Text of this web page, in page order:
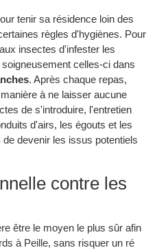
tenir sa résidence loin des
règles d'hygiènes. Pour
insectes d'infester les
celles-ci dans
. Après chaque repas,
à ne laisser aucune
de s'introduire, l'entretien
d'airs, les égouts et les
devenir les issus potentiels
contre les
être le moyen le plus sûr afin
à Peille, sans risquer un ré